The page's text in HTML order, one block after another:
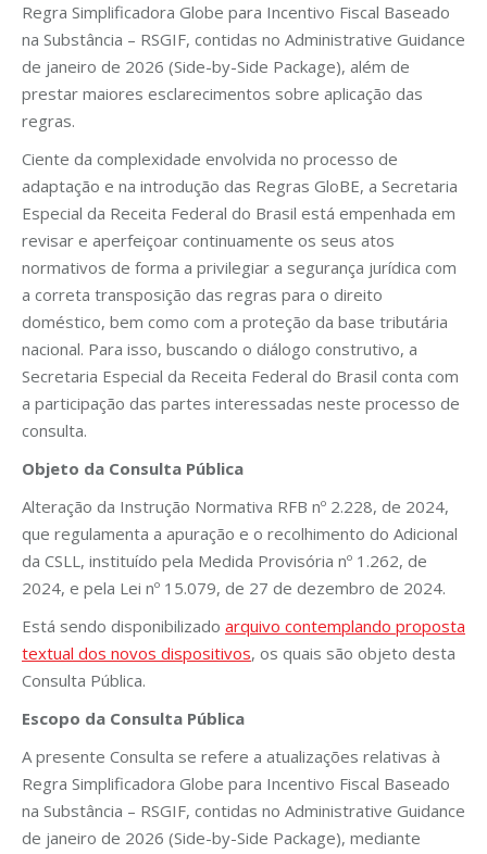
Regra Simplificadora Globe para Incentivo Fiscal Baseado
na Substância – RSGIF, contidas no Administrative Guidance
de janeiro de 2026 (Side-by-Side Package), além de
prestar maiores esclarecimentos sobre aplicação das
regras.
Ciente da complexidade envolvida no processo de
adaptação e na introdução das Regras GloBE, a Secretaria
Especial da Receita Federal do Brasil está empenhada em
revisar e aperfeiçoar continuamente os seus atos
normativos de forma a privilegiar a segurança jurídica com
a correta transposição das regras para o direito
doméstico, bem como com a proteção da base tributária
nacional. Para isso, buscando o diálogo construtivo, a
Secretaria Especial da Receita Federal do Brasil conta com
a participação das partes interessadas neste processo de
consulta.
Objeto da Consulta Pública
Alteração da Instrução Normativa RFB nº 2.228, de 2024,
que regulamenta a apuração e o recolhimento do Adicional
da CSLL, instituído pela Medida Provisória nº 1.262, de
2024, e pela Lei nº 15.079, de 27 de dezembro de 2024.
Está sendo disponibilizado arquivo contemplando proposta
textual dos novos dispositivos, os quais são objeto desta
Consulta Pública.
Escopo da Consulta Pública
A presente Consulta se refere a atualizações relativas à
Regra Simplificadora Globe para Incentivo Fiscal Baseado
na Substância – RSGIF, contidas no Administrative Guidance
de janeiro de 2026 (Side-by-Side Package), mediante